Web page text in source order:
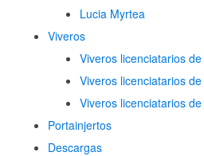
Lucia Myrtea
Viveros
Viveros licenciatarios
Viveros licenciatarios
Viveros licenciatarios
Portainjertos
Descargas